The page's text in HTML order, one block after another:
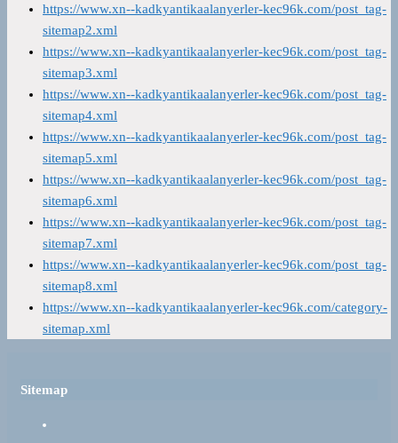
https://www.xn--kadkyantikaalanyerler-kec96k.com/post_tag-
sitemap2.xml
https://www.xn--kadkyantikaalanyerler-kec96k.com/post_tag-
sitemap3.xml
https://www.xn--kadkyantikaalanyerler-kec96k.com/post_tag-
sitemap4.xml
https://www.xn--kadkyantikaalanyerler-kec96k.com/post_tag-
sitemap5.xml
https://www.xn--kadkyantikaalanyerler-kec96k.com/post_tag-
sitemap6.xml
https://www.xn--kadkyantikaalanyerler-kec96k.com/post_tag-
sitemap7.xml
https://www.xn--kadkyantikaalanyerler-kec96k.com/post_tag-
sitemap8.xml
https://www.xn--kadkyantikaalanyerler-kec96k.com/category-
sitemap.xml
Sitemap